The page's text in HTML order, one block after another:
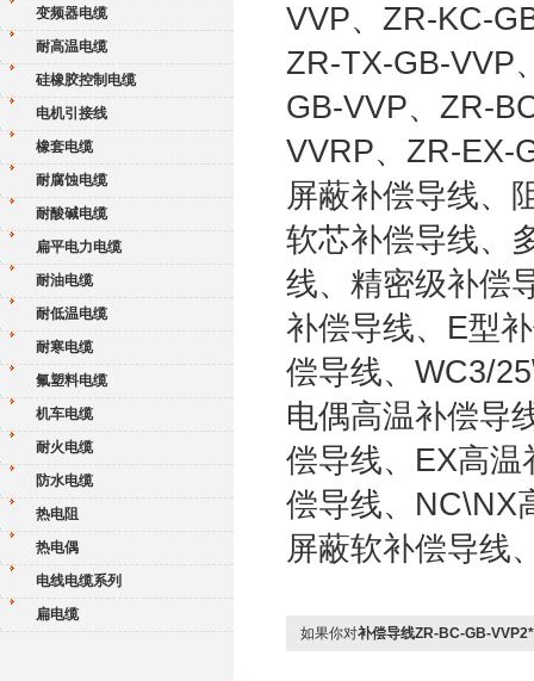
变频器电缆
耐高温电缆
硅橡胶控制电缆
电机引接线
橡套电缆
耐腐蚀电缆
耐酸碱电缆
扁平电力电缆
耐油电缆
耐低温电缆
耐寒电缆
氟塑料电缆
机车电缆
耐火电缆
防水电缆
热电阻
热电偶
电线电缆系列
扁电缆
VVP、ZR-KC-
ZR-TX-GB-VVP
GB-VVP、ZR-
VVRP、ZR-EX-
屏蔽补偿导线、
软芯补偿导线、
线、精密级补偿
补偿导线、E型
偿导线、WC3/
电偶高温补偿导
偿导线、EX高
偿导线、NC\NX
屏蔽软补偿导线
如果你对补偿导线ZR-BC-GB-